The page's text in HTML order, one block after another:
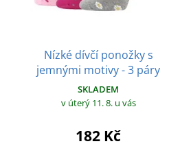
Nízké dívčí ponožky s
jemnými motivy - 3 páry
SKLADEM
v úterý 11. 8. u vás
182 Kč